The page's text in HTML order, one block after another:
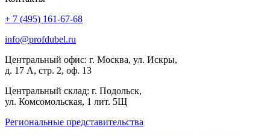
+ 7 (495) 161-67-68
info@profdubel.ru
Центральный офис: г. Москва, ул. Искры,
д. 17 А, стр. 2, оф. 13
Центральный склад: г. Подольск,
ул. Комсомольская, 1 лит. 5Щ
Региональные представительства